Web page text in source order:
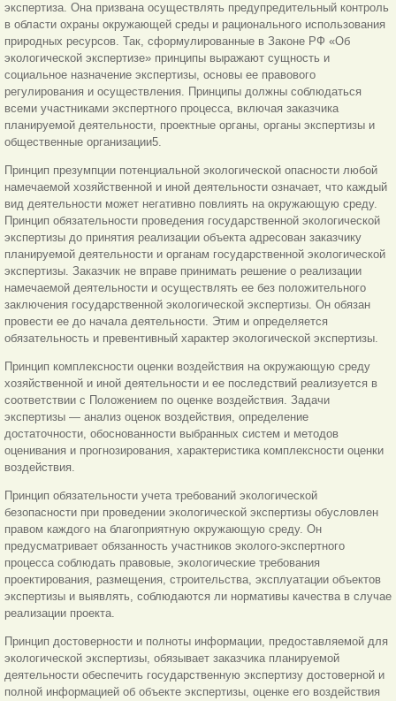
экспертиза. Она призвана осуществлять предупредительный контроль
в области охраны окружающей среды и рационального использования
природных ресурсов. Так, сформулированные в Законе РФ «Об
экологической экспертизе» принципы выражают сущность и
социальное назначение экспертизы, основы ее правового
регулирования и осуществления. Принципы должны соблюдаться
всеми участниками экспертного процесса, включая заказчика
планируемой деятельности, проектные органы, органы экспертизы и
общественные организации5.
Принцип презумпции потенциальной экологической опасности любой
намечаемой хозяйственной и иной деятельности означает, что каждый
вид деятельности может негативно повлиять на окружающую среду.
Принцип обязательности проведения государственной экологической
экспертизы до принятия реализации объекта адресован заказчику
планируемой деятельности и органам государственной экологической
экспертизы. Заказчик не вправе принимать решение о реализации
намечаемой деятельности и осуществлять ее без положительного
заключения государственной экологической экспертизы. Он обязан
провести ее до начала деятельности. Этим и определяется
обязательность и превентивный характер экологической экспертизы.
Принцип комплексности оценки воздействия на окружающую среду
хозяйственной и иной деятельности и ее последствий реализуется в
соответствии с Положением по оценке воздействия. Задачи
экспертизы — анализ оценок воздействия, определение
достаточности, обоснованности выбранных систем и методов
оценивания и прогнозирования, характеристика комплексности оценки
воздействия.
Принцип обязательности учета требований экологической
безопасности при проведении экологической экспертизы обусловлен
правом каждого на благоприятную окружающую среду. Он
предусматривает обязанность участников эколого-экспертного
процесса соблюдать правовые, экологические требования
проектирования, размещения, строительства, эксплуатации объектов
экспертизы и выявлять, соблюдаются ли нормативы качества в случае
реализации проекта.
Принцип достоверности и полноты информации, предоставляемой для
экологической экспертизы, обязывает заказчика планируемой
деятельности обеспечить государственную экспертизу достоверной и
полной информацией об объекте экспертизы, оценке его воздействия